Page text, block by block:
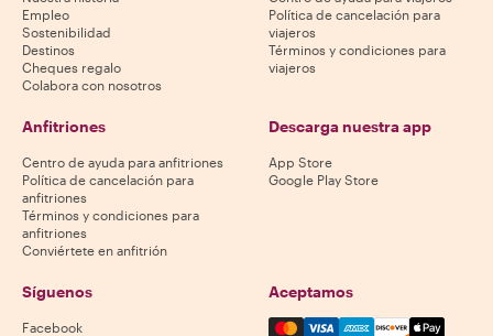
Empleo
Sostenibilidad
Destinos
Cheques regalo
Colabora con nosotros
Política de cancelación para
viajeros
Términos y condiciones para
viajeros
Anfitriones
Centro de ayuda para anfitriones
Política de cancelación para
anfitriones
Términos y condiciones para
anfitriones
Conviértete en anfitrión
Descarga nuestra app
App Store
Google Play Store
Síguenos
Facebook
Aceptamos
Mastercard, Visa, Amex,